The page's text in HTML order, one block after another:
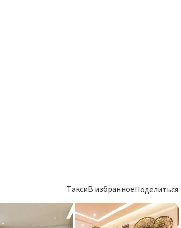
ТаксиВ избранноеПоделиться